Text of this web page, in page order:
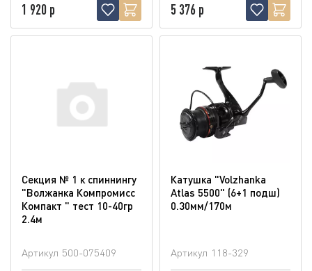
1 920 р 5 376 р
Секция № 1 к спиннингу
"Волжанка Компромисс
Компакт " тест 10-40гр
2.4м
Артикул 500-075409
Катушка "Volzhanka
Atlas 5500" (6+1 подш)
0.30мм/170м
Артикул 118-329